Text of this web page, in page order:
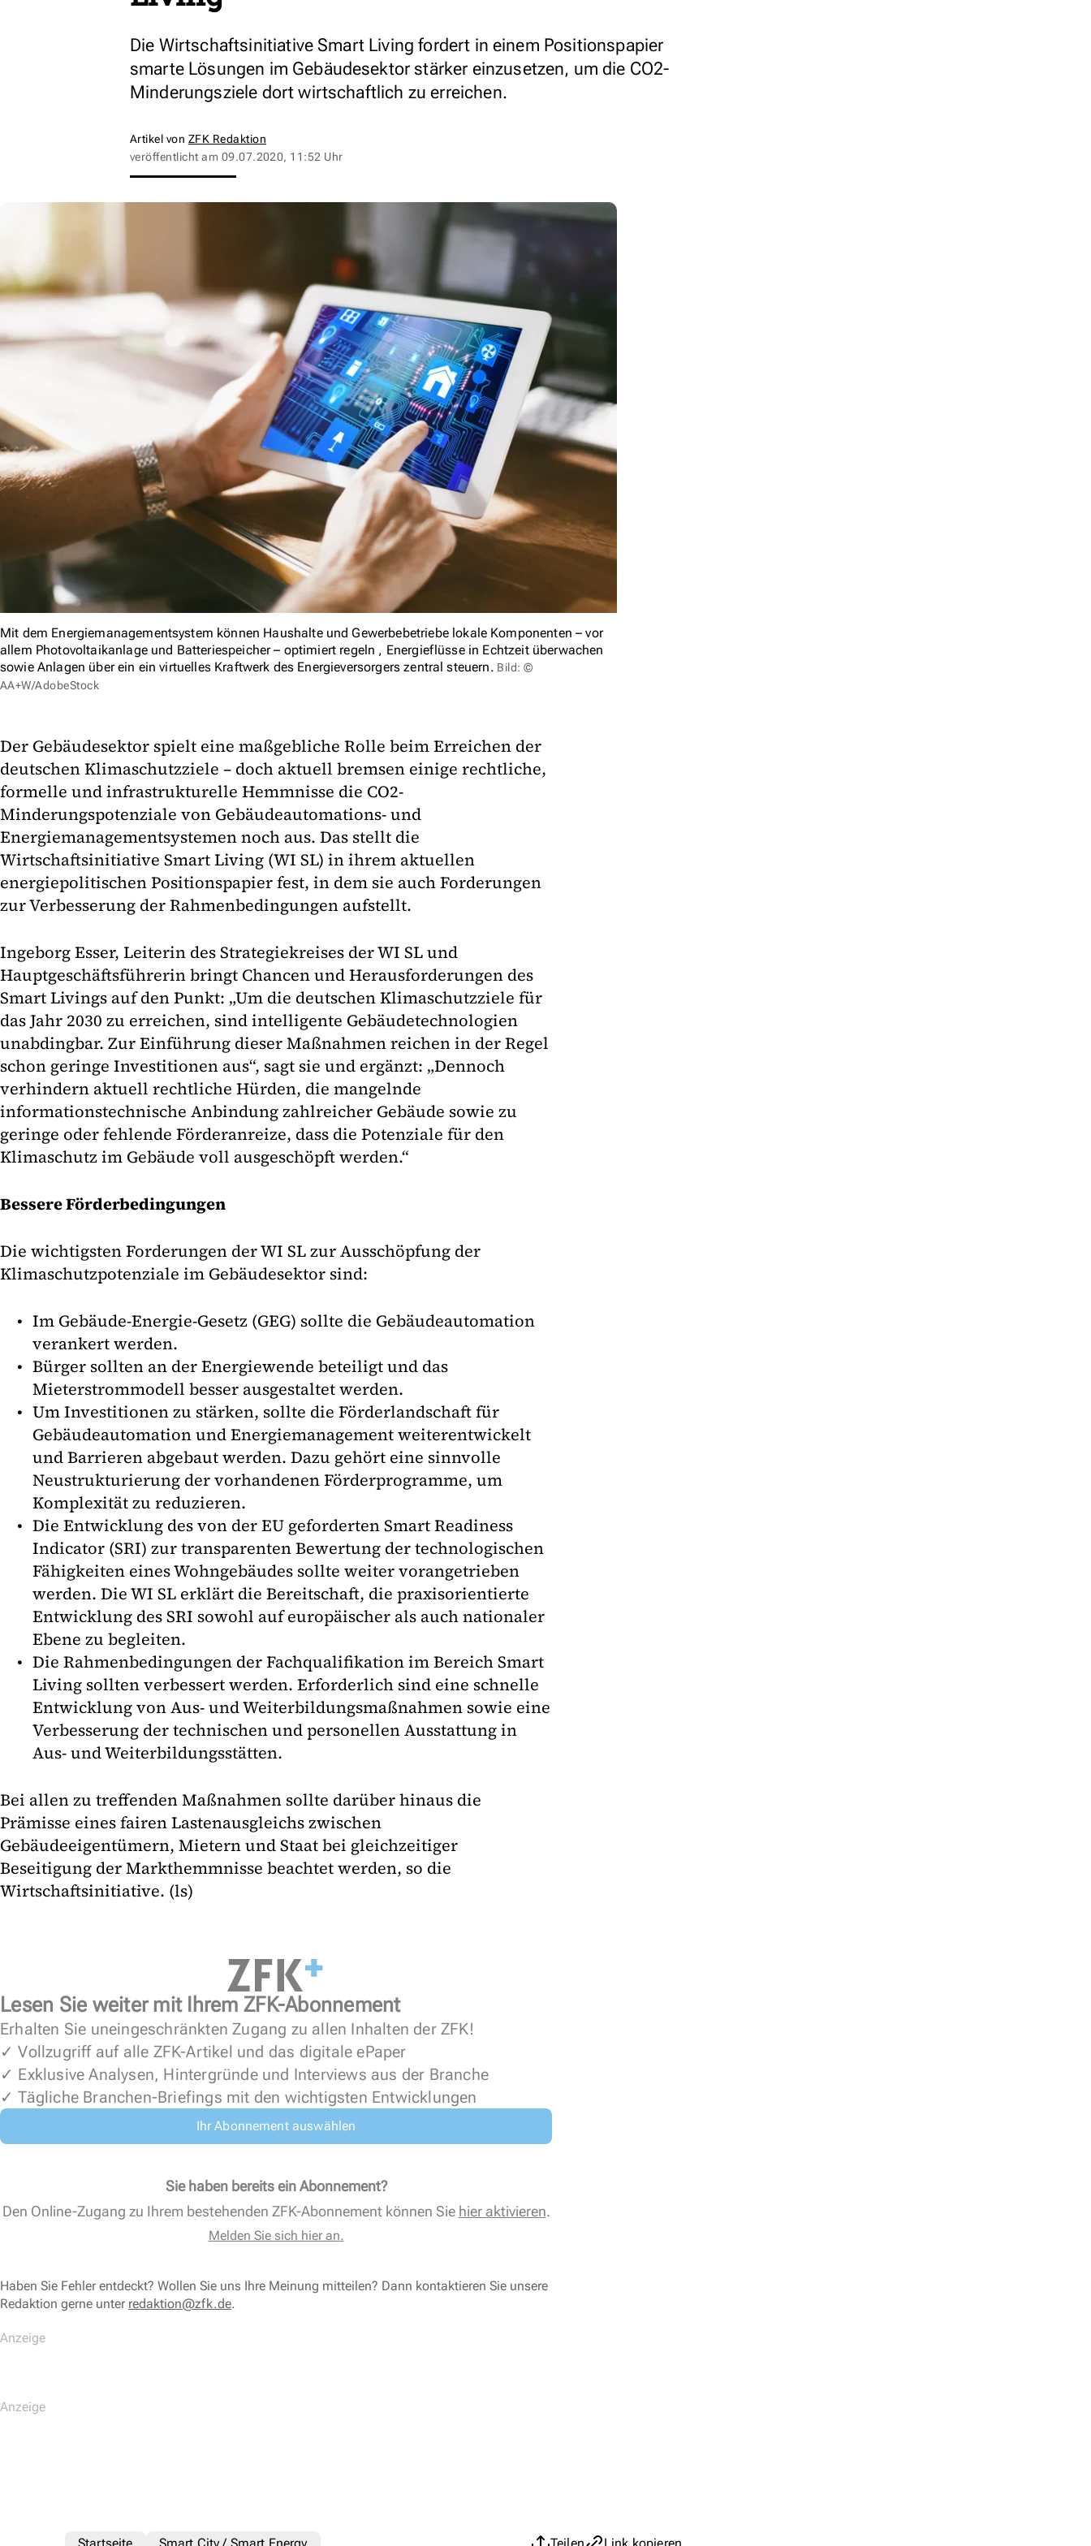
Die Wirtschaftsinitiative Smart Living fordert in einem Positionspapier
smarte Lösungen im Gebäudesektor stärker einzusetzen, um die CO2-
Minderungsziele dort wirtschaftlich zu erreichen.
Artikel von ZFK Redaktion
veröffentlicht am 09.07.2020, 11:52 Uhr
Mit dem Energiemanagementsystem können Haushalte und Gewerbebetriebe lokale Komponenten – vor
allem Photovoltaikanlage und Batteriespeicher – optimiert regeln , Energieflüsse in Echtzeit überwachen
sowie Anlagen über ein ein virtuelles Kraftwerk des Energieversorgers zentral steuern. Bild: ©
AA+W/AdobeStock
Der Gebäudesektor spielt eine maßgebliche Rolle beim Erreichen der
deutschen Klimaschutzziele – doch aktuell bremsen einige rechtliche,
formelle und infrastrukturelle Hemmnisse die CO2-
Minderungspotenziale von Gebäudeautomations- und
Energiemanagementsystemen noch aus. Das stellt die
Wirtschaftsinitiative Smart Living (WI SL) in ihrem aktuellen
energiepolitischen Positionspapier fest, in dem sie auch Forderungen
zur Verbesserung der Rahmenbedingungen aufstellt.
Ingeborg Esser, Leiterin des Strategiekreises der WI SL und
Hauptgeschäftsführerin bringt Chancen und Herausforderungen des
Smart Livings auf den Punkt: „Um die deutschen Klimaschutzziele für
das Jahr 2030 zu erreichen, sind intelligente Gebäudetechnologien
unabdingbar. Zur Einführung dieser Maßnahmen reichen in der Regel
schon geringe Investitionen aus“, sagt sie und ergänzt: „Dennoch
verhindern aktuell rechtliche Hürden, die mangelnde
informationstechnische Anbindung zahlreicher Gebäude sowie zu
geringe oder fehlende Förderanreize, dass die Potenziale für den
Klimaschutz im Gebäude voll ausgeschöpft werden.“
Bessere Förderbedingungen
Die wichtigsten Forderungen der WI SL zur Ausschöpfung der
Klimaschutzpotenziale im Gebäudesektor sind:
Im Gebäude-Energie-Gesetz (GEG) sollte die Gebäudeautomation
verankert werden.
Bürger sollten an der Energiewende beteiligt und das
Mieterstrommodell besser ausgestaltet werden.
Um Investitionen zu stärken, sollte die Förderlandschaft für
Gebäudeautomation und Energiemanagement weiterentwickelt
und Barrieren abgebaut werden. Dazu gehört eine sinnvolle
Neustrukturierung der vorhandenen Förderprogramme, um
Komplexität zu reduzieren.
Die Entwicklung des von der EU geforderten Smart Readiness
Indicator (SRI) zur transparenten Bewertung der technologischen
Fähigkeiten eines Wohngebäudes sollte weiter vorangetrieben
werden. Die WI SL erklärt die Bereitschaft, die praxisorientierte
Entwicklung des SRI sowohl auf europäischer als auch nationaler
Ebene zu begleiten.
Die Rahmenbedingungen der Fachqualifikation im Bereich Smart
Living sollten verbessert werden. Erforderlich sind eine schnelle
Entwicklung von Aus- und Weiterbildungsmaßnahmen sowie eine
Verbesserung der technischen und personellen Ausstattung in
Aus- und Weiterbildungsstätten.
Bei allen zu treffenden Maßnahmen sollte darüber hinaus die
Prämisse eines fairen Lastenausgleichs zwischen
Gebäudeeigentümern, Mietern und Staat bei gleichzeitiger
Beseitigung der Markthemmnisse beachtet werden, so die
Wirtschaftsinitiative. (ls)
Lesen Sie weiter mit Ihrem ZFK-Abonnement
Erhalten Sie uneingeschränkten Zugang zu allen Inhalten der ZFK!
✓ Vollzugriff auf alle ZFK-Artikel und das digitale ePaper
✓ Exklusive Analysen, Hintergründe und Interviews aus der Branche
✓ Tägliche Branchen-Briefings mit den wichtigsten Entwicklungen
Ihr Abonnement auswählen
Sie haben bereits ein Abonnement?
Den Online-Zugang zu Ihrem bestehenden ZFK-Abonnement können Sie hier aktivieren.
Melden Sie sich hier an.
Haben Sie Fehler entdeckt? Wollen Sie uns Ihre Meinung mitteilen? Dann kontaktieren Sie unsere
Redaktion gerne unter redaktion@zfk.de.